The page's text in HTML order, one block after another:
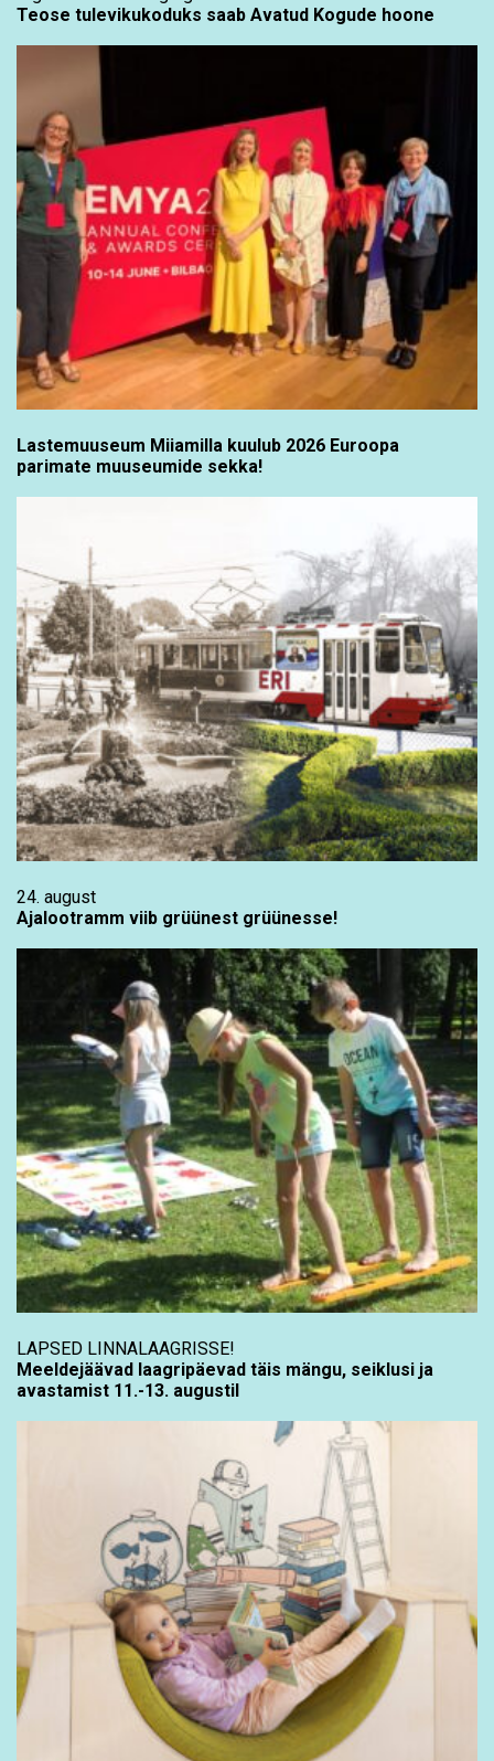
Teose tulevikukoduks saab Avatud Kogude hoone
Lastemuuseum Miiamilla kuulub 2026 Euroopa
parimate muuseumide sekka!
24. august
Ajalootramm viib grüünest grüünesse!
LAPSED LINNALAAGRISSE!
Meeldejäävad laagripäevad täis mängu, seiklusi ja
avastamist 11.-13. augustil